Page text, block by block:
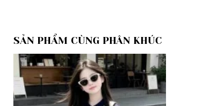
SẢN PHẨM CÙNG PHÂN KHÚC
Add to
wishlist